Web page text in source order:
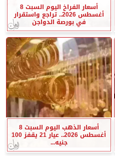
أسعار الفراخ اليوم السبت 8
أغسطس 2026.. تراجع واستقرار
في بورصة الدواجن
أسعار الذهب اليوم السبت 8
أغسطس 2026.. عيار 21 يقفز 100
جنيه...